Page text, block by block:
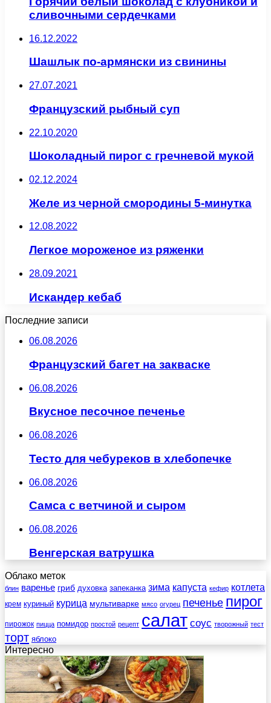
сливочными сердечками
16.12.2022
Шашлык по-армянски из свинины
27.07.2021
Французский рыбный суп
22.10.2020
Шоколадный пирог с гречневой мукой
02.12.2024
Желе из черной смородины 5-минутка
12.08.2022
Легкое мороженое из ряженки
28.09.2021
Искандер кебаб
Последние записи
06.08.2026
Французский багет на закваске
06.08.2026
Вкусное песочное печенье
06.08.2026
Тесто для чебуреков в хлебопечке
06.08.2026
Самса с ветчиной и сыром
06.08.2026
Венгерская ватрушка
Облако меток
блин варенье гриб духовка запеканка зима капуста кефир котлета
крем куриный курица мультиварке мясо огурец печенье пирог
пирожок пицца помидор простой рецепт салат соус творожный тест
торт яблоко
Интересно